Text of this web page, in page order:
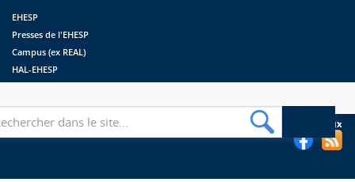
EHESP
Presses de l'EHESP
Campus (ex REAL)
HAL-EHESP
Suivez les bibliothèques de l'EHESP sur les réseaux sociaux